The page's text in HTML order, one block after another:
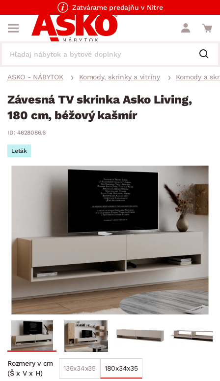
Zatvárame predajňu v Nitre
ASKO - NÁBYTOK Komody, skrinky a vitríny Komody a
Závesná TV skrinka Asko Living,
180 cm, béžový kašmír
ID: 4628086.6
Leták
Rozmery v cm
(Š x V x H)
135x34x35 180x34x35